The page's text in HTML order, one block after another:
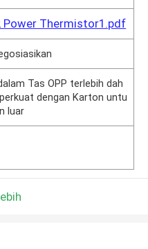
Power Thermistor1.pdf
Tas OPP terlebih dah
dengan Karton untu
luar